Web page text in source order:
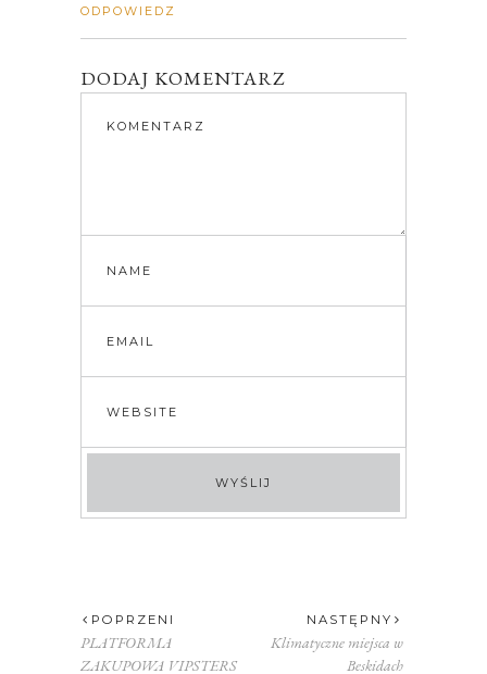
ODPOWIEDZ
DODAJ KOMENTARZ
POPRZENI
PLATFORMA
ZAKUPOWA VIPSTERS
NASTĘPNY
Klimatyczne miejsca w
Beskidach